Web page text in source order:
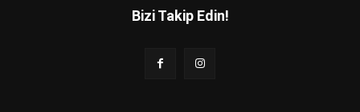
Bizi Takip Edin!